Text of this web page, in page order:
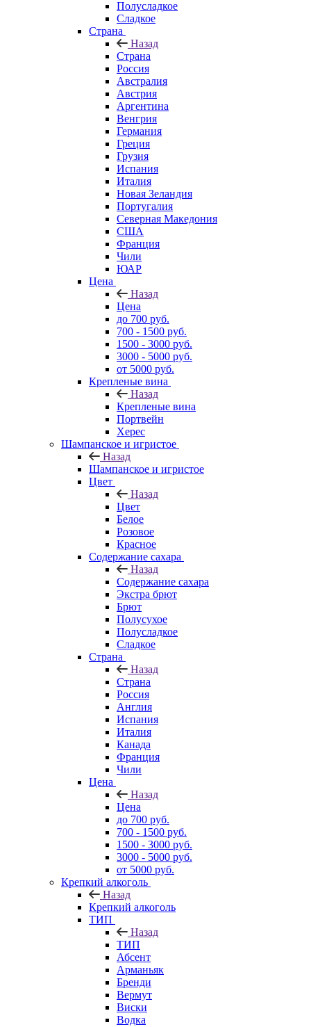
Полусладкое
Сладкое
Страна
Назад
Страна
Россия
Австралия
Австрия
Аргентина
Венгрия
Германия
Греция
Грузия
Испания
Италия
Новая Зеландия
Португалия
Северная Македония
США
Франция
Чили
ЮАР
Цена
Назад
Цена
до 700 руб.
700 - 1500 руб.
1500 - 3000 руб.
3000 - 5000 руб.
от 5000 руб.
Крепленые вина
Назад
Крепленые вина
Портвейн
Херес
Шампанское и игристое
Назад
Шампанское и игристое
Цвет
Назад
Цвет
Белое
Розовое
Красное
Содержание сахара
Назад
Содержание сахара
Экстра брют
Брют
Полусухое
Полусладкое
Сладкое
Страна
Назад
Страна
Россия
Англия
Испания
Италия
Канада
Франция
Чили
Цена
Назад
Цена
до 700 руб.
700 - 1500 руб.
1500 - 3000 руб.
3000 - 5000 руб.
от 5000 руб.
Крепкий алкоголь
Назад
Крепкий алкоголь
ТИП
Назад
ТИП
Абсент
Арманьяк
Бренди
Вермут
Виски
Водка